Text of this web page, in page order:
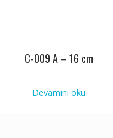
C-009 A – 16 cm
Devamını oku